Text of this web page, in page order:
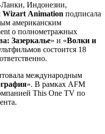
Индонезии,
Wizart Animation подписала
американским
о полнометражных
Зазеркалье» и «Волки и
состоится 18
международным
». В рамках AFM
This One TV по